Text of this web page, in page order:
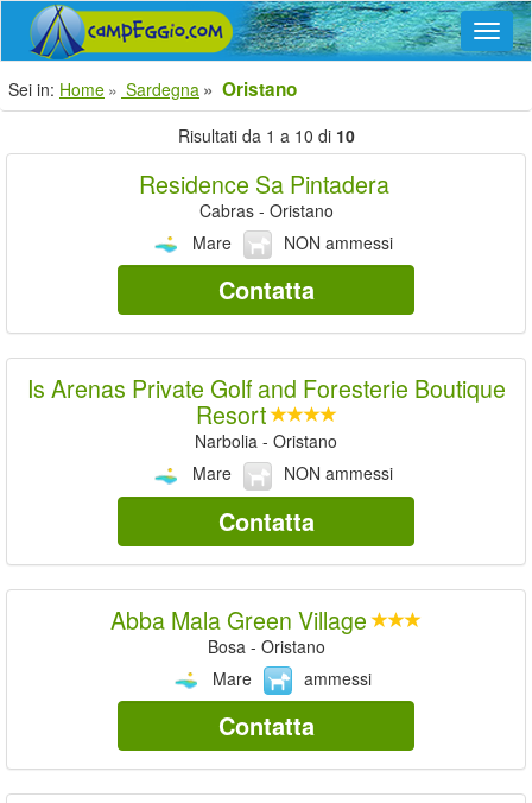
Sei in: Home Sardegna Oristano
Risultati da 1 a 10 di 10
Residence Sa Pintadera
Cabras - Oristano
Mare
NON ammessi
Contatta
Is Arenas Private Golf and Foresterie Boutique
Resort
Narbolia - Oristano
Mare
NON ammessi
Contatta
Abba Mala Green Village
Bosa - Oristano
Mare
ammessi
Contatta